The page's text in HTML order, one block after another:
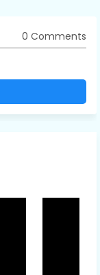
0 Comments